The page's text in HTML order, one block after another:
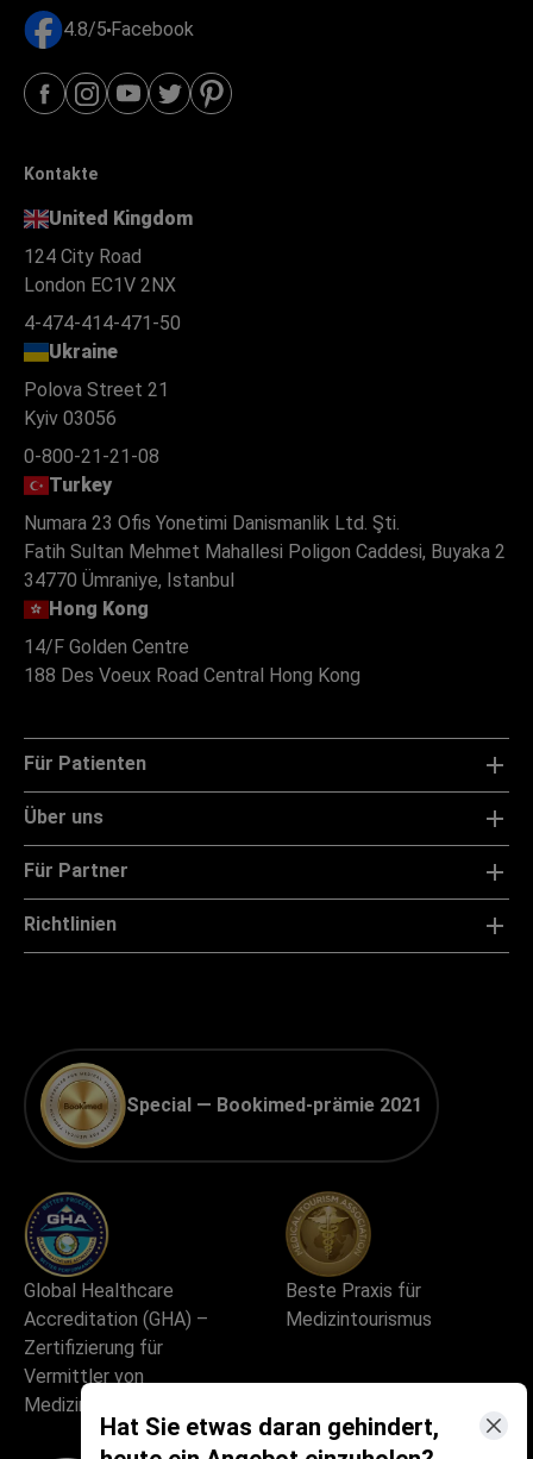
Hat Sie etwas daran gehindert,
4.8/5 Facebook
Kontakte
United Kingdom
124 City Road
London EC1V 2NX
4-474-414-471-50
Ukraine
Polova Street 21
Kyiv 03056
0-800-21-21-08
Turkey
Numara 23 Ofis Yonetimi Danismanlik Ltd. Şti.
Fatih Sultan Mehmet Mahallesi Poligon Caddesi, Buyaka 2
34770 Ümraniye, Istanbul
Hong Kong
14/F Golden Centre
188 Des Voeux Road Central Hong Kong
Für Patienten
Über uns
Für Partner
Richtlinien
Special — Bookimed-prämie 2021
Global Healthcare
Accreditation (GHA) –
Zertifizierung für
Vermittler von
Medizintourismus
Beste Praxis für
Medizintourismus